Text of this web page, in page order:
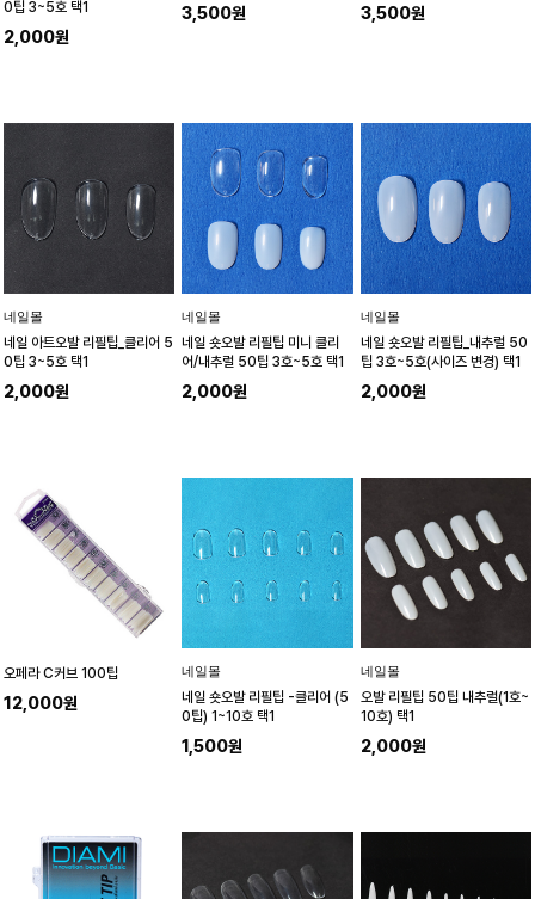
0팁 3~5호 택1
2,000원
3,500원 3,500원
네일몰
네일 아트오발 리필팁_클리어 5
0팁 3~5호 택1
2,000원
네일몰
네일 숏오발 리필팁 미니 클리
어/내추럴 50팁 3호~5호 택1
2,000원
네일몰
네일 숏오발 리필팁_내추럴 50
팁 3호~5호(사이즈 변경) 택1
2,000원
오페라 C커브 100팁
12,000원
네일몰
네일 숏오발 리필팁 -클리어 (5
0팁) 1~10호 택1
1,500원
네일몰
오발 리필팁 50팁 내추럴(1호~
10호) 택1
2,000원